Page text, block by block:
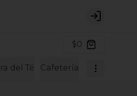
Login
$0
del Té Cafetería Cafetería y